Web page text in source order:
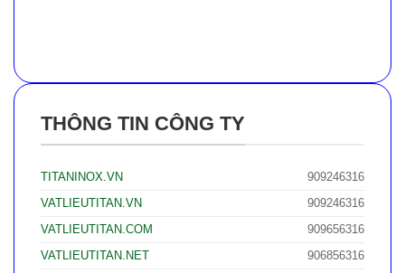
THÔNG TIN CÔNG TY
TITANINOX.VN
909246316
VATLIEUTITAN.VN
909246316
VATLIEUTITAN.COM
909656316
VATLIEUTITAN.NET
906856316